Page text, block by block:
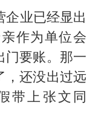
企业已经显出
作为单位会
门要账。那一
，还没出过远
带上张文同